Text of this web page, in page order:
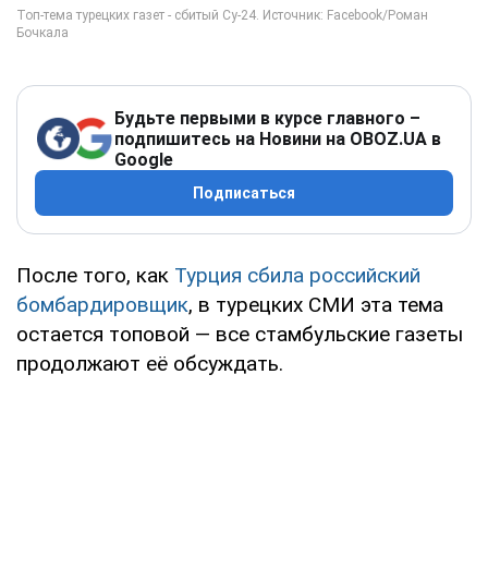
Будьте первыми в курсе главного –
подпишитесь на Новини на OBOZ.UA в
Google
Подписаться
После того, как Турция сбила российский
бомбардировщик, в турецких СМИ эта тема
остается топовой — все стамбульские газеты
продолжают её обсуждать.